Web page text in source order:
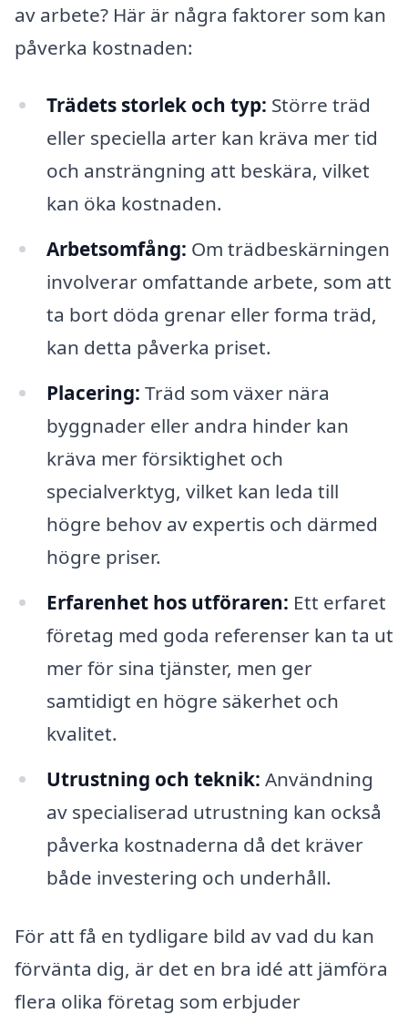
av arbete? Här är några faktorer som kan
påverka kostnaden:
Trädets storlek och typ: Större träd
eller speciella arter kan kräva mer tid
och ansträngning att beskära, vilket
kan öka kostnaden.
Arbetsomfång: Om trädbeskärningen
involverar omfattande arbete, som att
ta bort döda grenar eller forma träd,
kan detta påverka priset.
Placering: Träd som växer nära
byggnader eller andra hinder kan
kräva mer försiktighet och
specialverktyg, vilket kan leda till
högre behov av expertis och därmed
högre priser.
Erfarenhet hos utföraren: Ett erfaret
företag med goda referenser kan ta ut
mer för sina tjänster, men ger
samtidigt en högre säkerhet och
kvalitet.
Utrustning och teknik: Användning
av specialiserad utrustning kan också
påverka kostnaderna då det kräver
både investering och underhåll.
För att få en tydligare bild av vad du kan
förvänta dig, är det en bra idé att jämföra
flera olika företag som erbjuder